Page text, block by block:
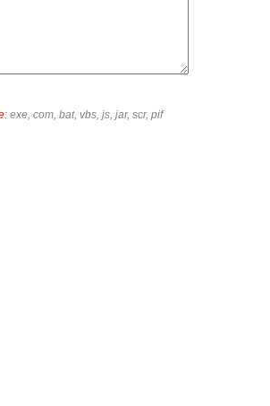
: exe, com, bat, vbs, js, jar, scr, pif